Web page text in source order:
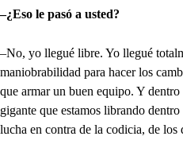
–¿Eso le pasó a usted?
–No, yo llegué libre. Yo llegué
maniobrabilidad para hacer los
que armar un buen equipo. Y dentro
gigante que estamos librando
lucha en contra de la codicia, de los